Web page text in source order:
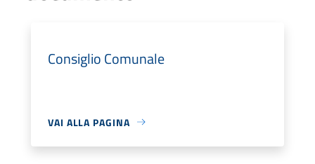
Consiglio Comunale
VAI ALLA PAGINA